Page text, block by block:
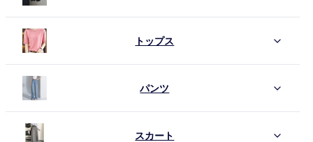
トップス
パンツ
スカート